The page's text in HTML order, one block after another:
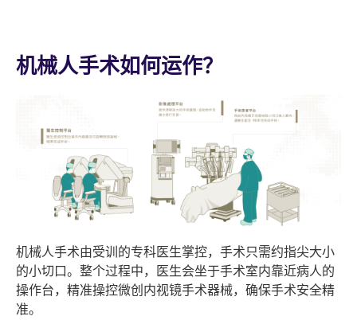
机械人手术如何运作？
机械人手术由受训的专科医生掌控，手术只需约指尖大小
的小切口。整个过程中，医生会坐于手术室内靠近病人的
操作台，精准操控微创内视镜手术器械，确保手术安全精
准。